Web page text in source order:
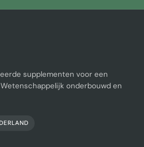
supplementen voor een
onderbouwd en